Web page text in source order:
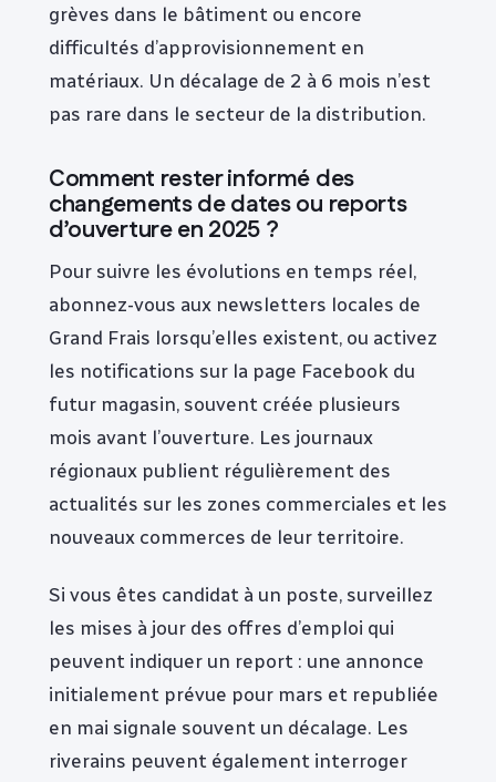
grèves dans le bâtiment ou encore
difficultés d’approvisionnement en
matériaux. Un décalage de 2 à 6 mois n’est
pas rare dans le secteur de la distribution.
Comment rester informé des
changements de dates ou reports
d’ouverture en 2025 ?
Pour suivre les évolutions en temps réel,
abonnez-vous aux newsletters locales de
Grand Frais lorsqu’elles existent, ou activez
les notifications sur la page Facebook du
futur magasin, souvent créée plusieurs
mois avant l’ouverture. Les journaux
régionaux publient régulièrement des
actualités sur les zones commerciales et les
nouveaux commerces de leur territoire.
Si vous êtes candidat à un poste, surveillez
les mises à jour des offres d’emploi qui
peuvent indiquer un report : une annonce
initialement prévue pour mars et republiée
en mai signale souvent un décalage. Les
riverains peuvent également interroger